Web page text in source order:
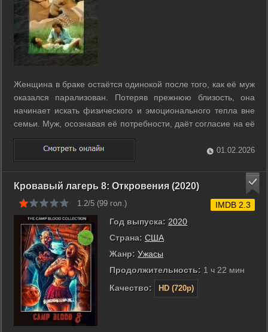
Женщина в браке остаётся одинокой после того, как её муж
оказался парализован. Потеряв прежнюю близость, она
начинает искать физического и эмоционального тепла вне
семьи. Муж, осознавая её потребности, даёт согласие на её
поступки. Она заводит роман, чтобы удовлетворить свои
желания и восстановить ощущение полноты жизни.
Отношения становятся для ...
01.02.2026
Кровавый лагерь 8: Откровения (2020)
1.2/5 (99 гол.)
Год выпуска: 2020
Страна: США
Жанр: Ужасы
Продолжительность: 1 ч 22 мин
Качество:
HD (720p)
IMDB 2.3